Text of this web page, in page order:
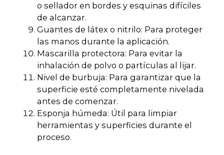
o sellador en bordes y esquinas difíciles
de alcanzar.
Guantes de látex o nitrilo: Para proteger
las manos durante la aplicación.
Mascarilla protectora: Para evitar la
inhalación de polvo o partículas al lijar.
Nivel de burbuja: Para garantizar que la
superficie esté completamente nivelada
antes de comenzar.
Esponja húmeda: Útil para limpiar
herramientas y superficies durante el
proceso.